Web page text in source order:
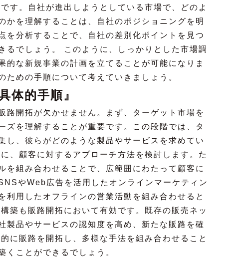
す。自社が進出しようとしている市場で、どのよ
かを理解することは、自社のポジショニングを明
を分析することで、自社の差別化ポイントを見つ
るでしょう。 このように、しっかりとした市場調
な新規事業の計画を立てることが可能になりま
めの手順について考えていきましょう。
体的手順』
路開拓が欠かせません。まず、ターゲット市場を
ズを理解することが重要です。この段階では、タ
し、彼らがどのような製品やサービスを求めてい
、顧客に対するアプローチ方法を検討します。た
を組み合わせることで、広範囲にわたって顧客に
やWeb広告を活用したオンラインマーケティン
利用したオフラインの営業活動を組み合わせると
築も販路開拓において有効です。既存の販売ネッ
製品やサービスの認知度を高め、新たな販路を確
に販路を開拓し、多様な手法を組み合わせること
くことができるでしょう。